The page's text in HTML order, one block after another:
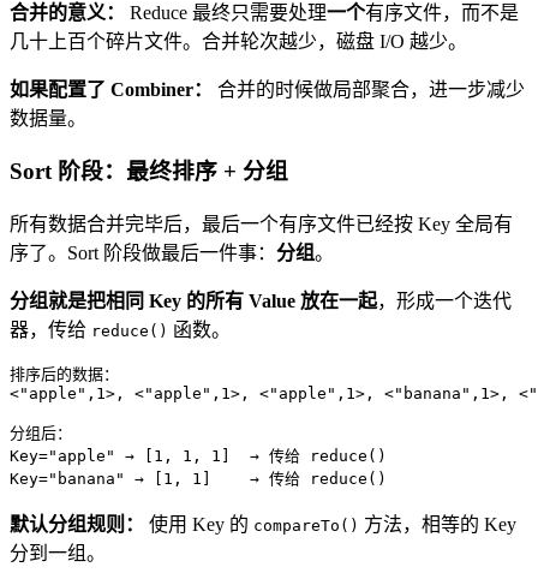
合并的意义： Reduce 最终只需要处理一个有序文件，而不是
几十上百个碎片文件。合并轮次越少，磁盘 I/O 越少。
如果配置了 Combiner：
合并的时候做局部聚合，进一步减少
数据量。
Sort 阶段：最终排序 + 分组
所有数据合并完毕后，最后一个有序文件已经按 Key 全局有
序了。Sort 阶段做最后一件事： 分组。
分组就是把相同 Key 的所有 Value 放在一起，形成一个迭代
器，传给 reduce() 函数。
排序后的数据：
<"apple" , 1 >, <"apple" , 1 >, <"apple" , 1 >, <"banana" , 1 >, <
分组后：
Key="apple" → [1, 1, 1]
  → 传给
reduce ()
Key="banana" → [1, 1]
    → 传给
reduce ()
默认分组规则： 使用 Key 的 compareTo() 方法，相等的 Key
分到一组。